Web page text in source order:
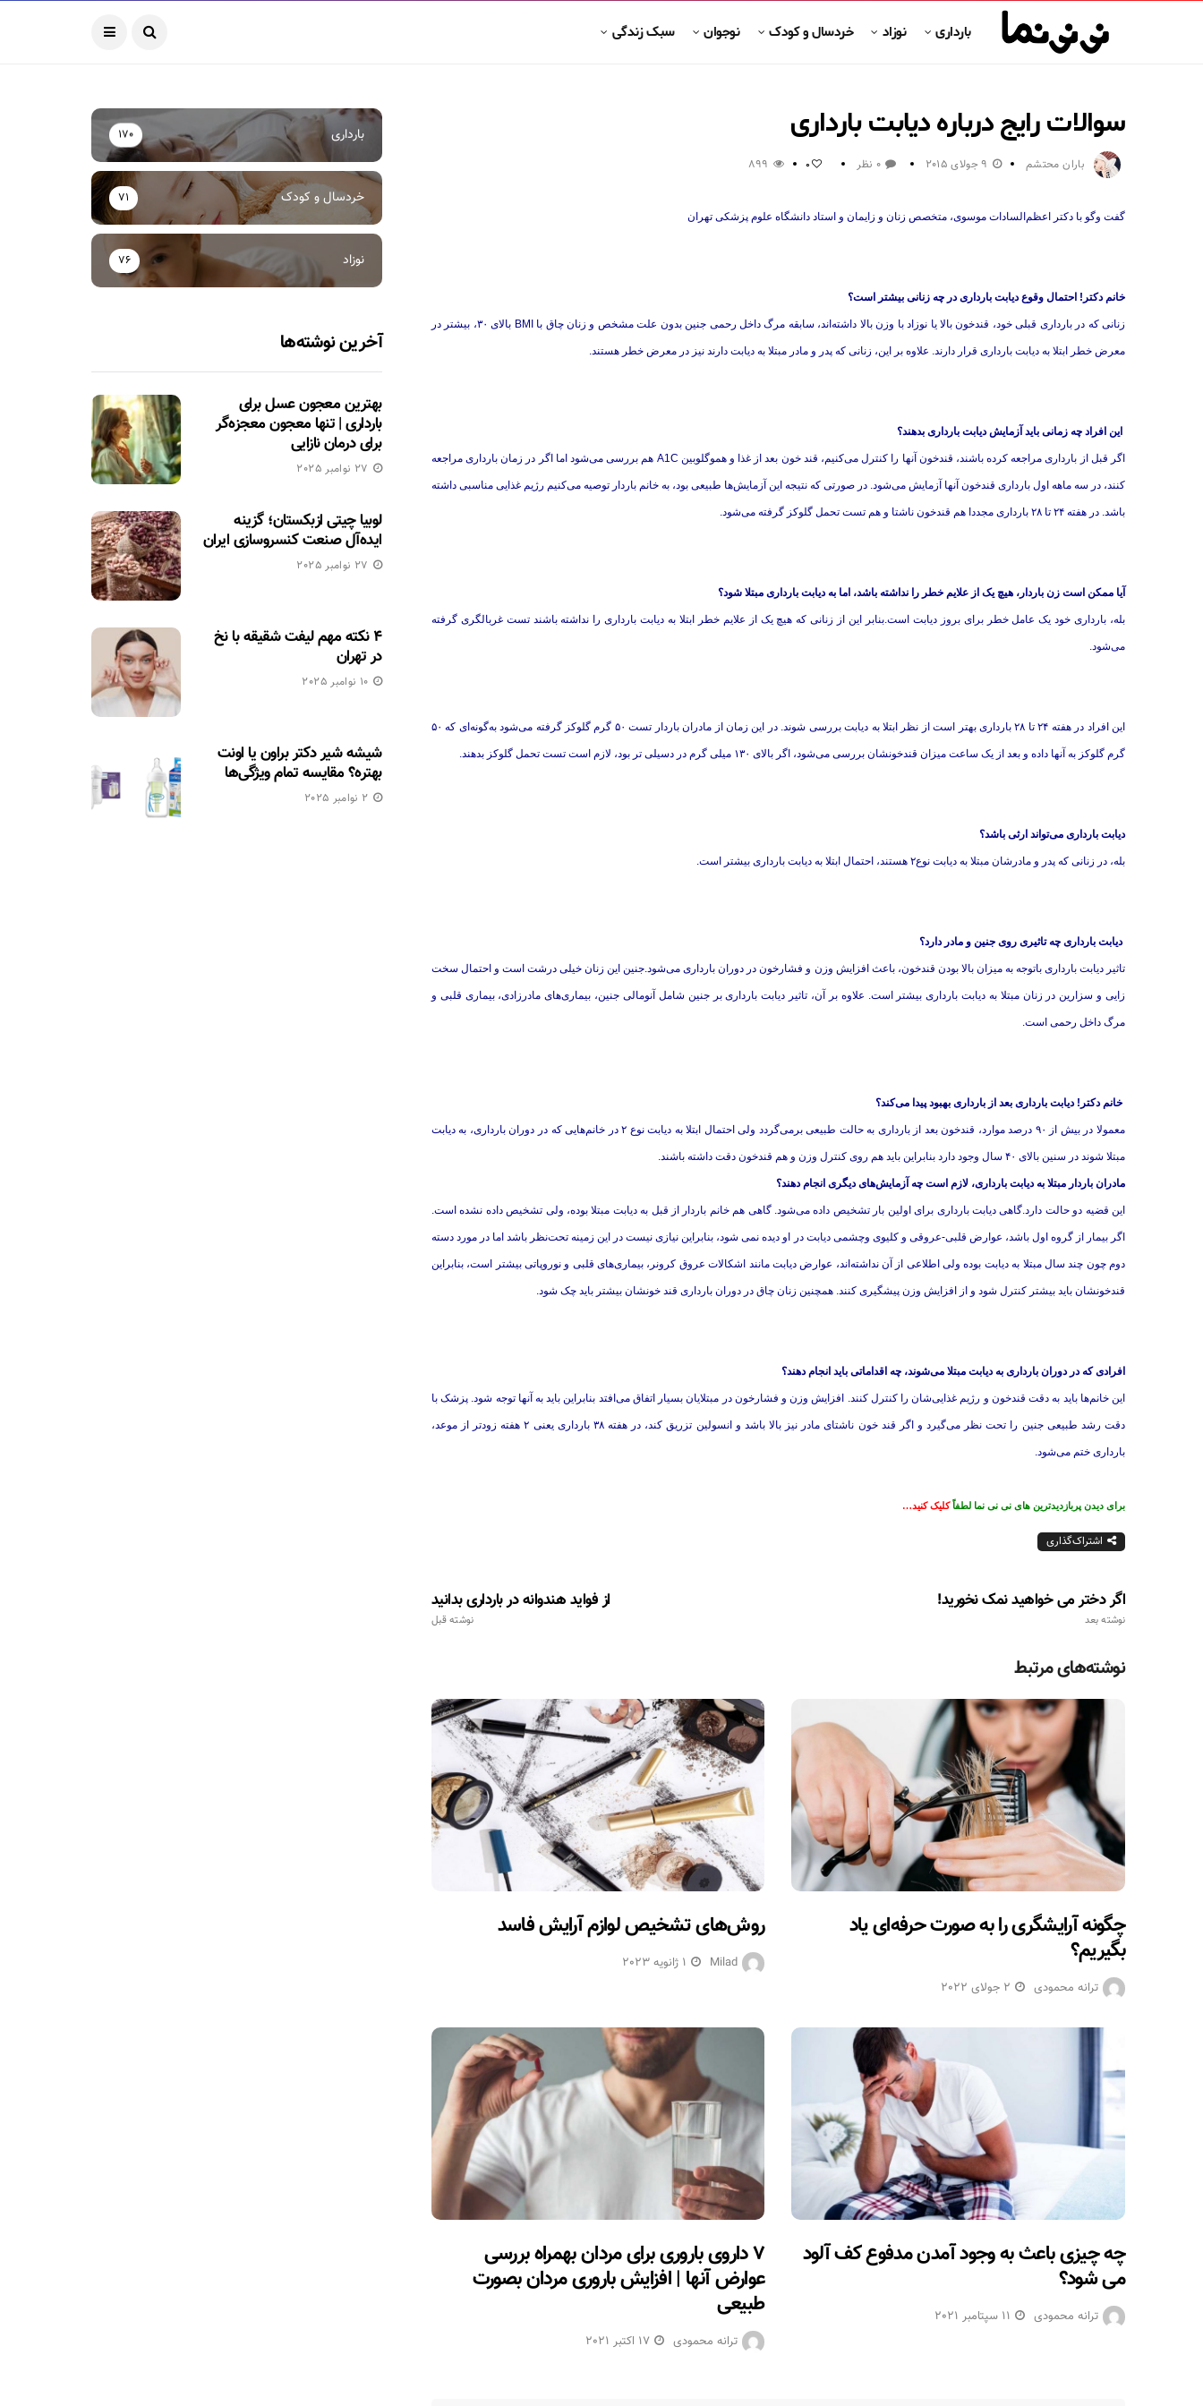
بارداری نوزاد خردسال و کودک نوجوان سبک زندگی
سوالات رایج درباره دیابت بارداری
باران محتشم 9 جولای 2015 0 نظر 0
899
گفت وگو با دکتر اعظم‌السادات موسوی، متخصص زنان و زایمان و استاد دانشگاه علوم پزشکی تهران
خانم دکتر! احتمال وقوع دیابت بارداری در چه زنانی بیشتر است؟
زنانی که در بارداری قبلی خود، قندخون بالا یا نوزاد با وزن بالا داشته‌اند، سابقه مرگ داخل رحمی جنین بدون علت مشخص و زنان چاق با BMI بالای ۳۰، بیشتر در
معرض خطر ابتلا به دیابت بارداری قرار دارند. علاوه بر این، زنانی که پدر و مادر مبتلا به دیابت دارند نیز در معرض خطر هستند.
این افراد چه زمانی باید‌ آزمایش دیابت بارداری بدهند؟
اگر قبل از بارداری مراجعه کرده باشند، قندخون آنها را کنترل می‌کنیم، قند خون بعد از غذا و هموگلوبین A1C هم بررسی می‌شود اما اگر در زمان بارداری مراجعه
کنند، در سه ماهه اول بارداری قندخون آنها آزمایش می‌شود. در صورتی که نتیجه این آزمایش‌ها طبیعی بود، به خانم باردار توصیه می‌کنیم رژیم غذایی مناسبی داشته
باشد. در هفته ۲۴ تا ۲۸ بارداری مجددا هم قندخون ناشتا و هم تست تحمل گلوکز گرفته می‌شود.
آیا ممکن است زن باردار، هیچ یک از علایم خطر را نداشته باشد، اما به دیابت بارداری مبتلا شود؟
بله، بارداری خود یک عامل خطر برای بروز دیابت است.بنابر این از زنانی که هیچ یک از علایم خطر ابتلا به دیابت بارداری را نداشته باشند تست غربالگری گرفته
می‌شود.
این افراد در هفته ۲۴ تا ۲۸ بارداری بهتر است از نظر ابتلا به دیابت بررسی ‌شوند. در این زمان از مادران باردار تست ۵۰ گرم گلوکز گرفته می‌شود به‌گونه‌ای که ۵۰
گرم گلوکز به آنها داده و بعد از یک ساعت میزان قندخونشان بررسی می‌شود، اگر بالای ۱۳۰ میلی گرم در دسیلی تر بود، لازم است تست تحمل گلوکز بدهند.
دیابت بارداری می‌تواند ارثی باشد؟
بله، در زنانی که پدر و مادرشان مبتلا به دیابت نوع۲ هستند، احتمال ابتلا به دیابت بارداری بیشتر است.
دیابت بارداری چه تاثیری روی جنین و مادر دارد؟
تاثیر دیابت بارداری باتوجه به میزان بالا بودن قندخون، باعث افزایش وزن و فشارخون در دوران بارداری می‌شود.جنین این زنان خیلی درشت است و احتمال سخت
زایی و سزارین در زنان مبتلا به دیابت بارداری بیشتر است. علاوه بر آن، تاثیر دیابت بارداری بر جنین شامل آنومالی جنین، بیماری‌های مادرزادی، بیماری قلبی و
مرگ داخل رحمی است.
خانم دکتر! دیابت بارداری بعد از بارداری بهبود پیدا می‌کند؟
معمولا در بیش از ۹۰ درصد موارد، قندخون بعد از بارداری به حالت طبیعی برمی‌گردد ولی احتمال ابتلا به دیابت نوع ۲ در خانم‌هایی که در دوران بارداری، به دیابت
مبتلا شوند در سنین بالای ۴۰ سال وجود دارد بنابراین باید هم روی کنترل وزن و هم قندخون دقت داشته باشند.
مادران باردار مبتلا به دیابت بارداری، لازم است چه آزمایش‌های دیگری انجام دهند؟
این قضیه دو حالت دارد.گاهی دیابت بارداری برای اولین بار تشخیص داده ‌می‌شود. گاهی هم خانم باردار از قبل به دیابت مبتلا بوده، ولی تشخیص داده نشده است.
اگر بیمار از گروه اول باشد، عوارض قلبی-‌عروقی و کلیوی وچشمی دیابت در او دیده نمی شود، بنابراین نیازی نیست در این زمینه تحت‌نظر باشد اما در مورد دسته
دوم چون چند سال مبتلا به دیابت بوده ولی اطلاعی از آن نداشته‌اند، عوارض دیابت مانند اشکالات عروق کرونر، بیماری‌های قلبی و نوروپاتی بیشتر است، بنابراین
قندخونشان باید بیشتر کنترل شود و از افزایش وزن پیشگیری کنند. همچنین زنان چاق در دوران بارداری قند خونشان بیشتر باید چک شود.
افرادی که در دوران بارداری به دیابت مبتلا می‌شوند، چه اقداماتی باید انجام دهند؟
این خانم‌ها باید به دقت قندخون و رژیم غذایی‌شان را کنترل کنند. افزایش وزن و فشارخون در مبتلایان بسیار اتفاق می‌افتد بنابراین باید به آنها توجه شود. پزشک با
دقت رشد طبیعی جنین را تحت نظر می‌گیرد و اگر قند خون ناشتای مادر نیز بالا باشد و انسولین تزریق کند، در هفته ۳۸ بارداری یعنی ۲ هفته زودتر از موعد،
بارداری ختم می‌شود.
برای دیدن پربازدیدترین های نی نی نما لطفاًکلیک کنید…
اشتراک‌گذاری
از فواید هندوانه در بارداری بدانید
نوشته قبل
اگر دختر می خواهید نمک نخورید!
نوشته بعد
نوشته‌های مرتبط
روش‌های تشخیص لوازم آرایش فاسد
Milad 1 ژانویه 2023
چگونه آرایشگری را به صورت حرفه‌ای یاد
بگیریم؟
ترانه محمودی 2 جولای 2022
۷ داروی باروری برای مردان بهمراه بررسی
عوارض آنها | افزایش باروری مردان بصورت
طبیعی
ترانه محمودی 17 اکتبر 2021
چه چیزی باعث به وجود آمدن مدفوع کف آلود
می شود؟
ترانه محمودی 11 سپتامبر 2021
بارداری 170
خردسال و کودک 71
نوزاد 76
آخرین نوشته‌ها
بهترین معجون عسل برای
بارداری | تنها معجون معجزه‌گر
برای درمان نازایی
27 نوامبر 2025
لوبیا چیتی ازبکستان؛ گزینه
ایده‌آل صنعت کنسروسازی ایران
27 نوامبر 2025
۴ نکته مهم لیفت شقیقه با نخ
در تهران
10 نوامبر 2025
شیشه شیر دکتر براون یا اونت
بهتره؟ مقایسه تمام ویژگی‌ها
2 نوامبر 2025